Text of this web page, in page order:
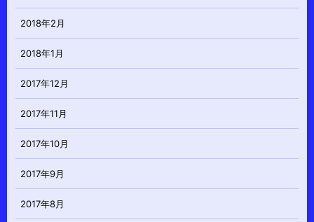
2018年2月
2018年1月
2017年12月
2017年11月
2017年10月
2017年9月
2017年8月